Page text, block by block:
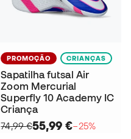
PROMOÇÃO CRIANÇAS
Sapatilha futsal Air
Zoom Mercurial
Superfly 10 Academy IC
Criança
74,99 €55,99 €−25%